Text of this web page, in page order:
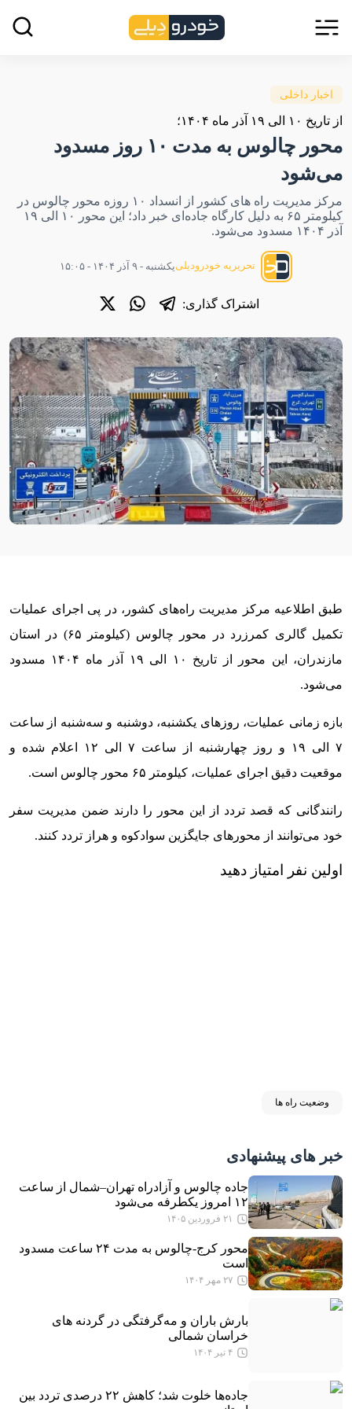
اخبار داخلی
از تاریخ ۱۰ الی ۱۹ آذر ماه ۱۴۰۴؛
محور چالوس به مدت ۱۰ روز مسدود
می‌شود
مرکز مدیریت راه های کشور از انسداد ۱۰ روزه محور چالوس در
کیلومتر ۶۵ به دلیل کارگاه جاده‌ای خبر داد؛ این محور ۱۰ الی ۱۹
آذر ۱۴۰۴ مسدود می‌شود.
تحریریه خودرودیلییکشنبه - ۹ آذر ۱۴۰۴ - ۱۵:۰۵
اشتراک گذاری:
طبق اطلاعیه مرکز مدیریت راه‌های کشور، در پی اجرای عملیات
تکمیل گالری کمرزرد در محور چالوس (کیلومتر ۶۵) در استان
مازندران، این محور از تاریخ ۱۰ الی ۱۹ آذر ماه ۱۴۰۴ مسدود
می‌شود.
‌بازه زمانی عملیات، روزهای یکشنبه، دوشنبه و سه‌شنبه از ساعت
۷ الی ١٩ و روز چهارشنبه از ساعت ۷ الی ۱۲ اعلام شده و
موقعیت دقیق اجرای عملیات، کیلومتر ۶۵ محور چالوس است.
‌رانندگانی که قصد تردد از این محور را دارند ضمن مدیریت سفر
خود می‌توانند از محورهای جایگزین سوادکوه و هراز تردد کنند.
اولین نفر امتیاز دهید
وضعیت راه ها
خبر های پیشنهادی
جاده چالوس و آزادراه تهران–شمال از ساعت
۱۲ امروز یکطرفه می‌شود
۲۱ فروردین ۱۴۰۵
محور کرج-چالوس به مدت ۲۴ ساعت مسدود
است
۲۷ مهر ۱۴۰۴
بارش باران و مه‌گرفتگی در گردنه های
خراسان شمالی
۴ تیر ۱۴۰۴
جاده‌ها خلوت شد؛ کاهش ۲۲ درصدی تردد بین‌